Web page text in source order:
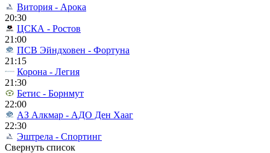
Витория - Арока
20:30
ЦСКА - Ростов
21:00
ПСВ Эйндховен - Фортуна
21:15
Корона - Легия
21:30
Бетис - Борнмут
22:00
АЗ Алкмар - АДО Ден Хааг
22:30
Эштрела - Спортинг
Свернуть список